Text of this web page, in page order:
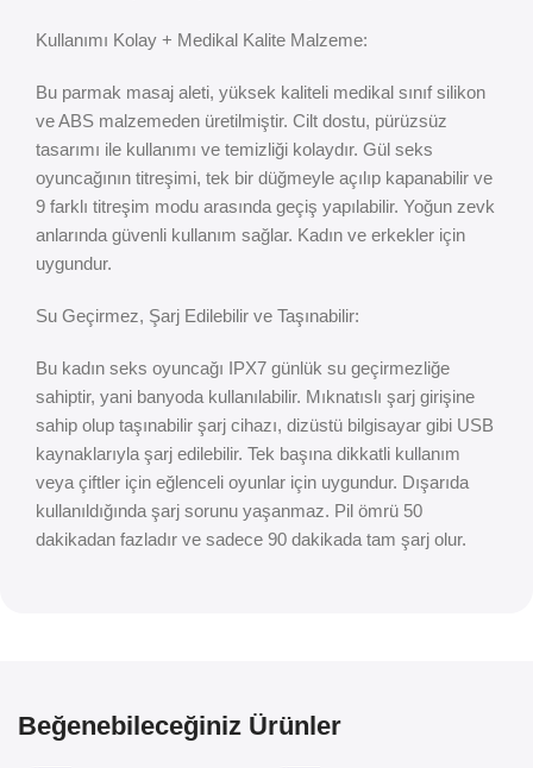
Kullanımı Kolay + Medikal Kalite Malzeme:
Bu parmak masaj aleti, yüksek kaliteli medikal sınıf silikon
ve ABS malzemeden üretilmiştir. Cilt dostu, pürüzsüz
tasarımı ile kullanımı ve temizliği kolaydır. Gül seks
oyuncağının titreşimi, tek bir düğmeyle açılıp kapanabilir ve
9 farklı titreşim modu arasında geçiş yapılabilir. Yoğun zevk
anlarında güvenli kullanım sağlar. Kadın ve erkekler için
uygundur.
Su Geçirmez, Şarj Edilebilir ve Taşınabilir:
Bu kadın seks oyuncağı IPX7 günlük su geçirmezliğe
sahiptir, yani banyoda kullanılabilir. Mıknatıslı şarj girişine
sahip olup taşınabilir şarj cihazı, dizüstü bilgisayar gibi USB
kaynaklarıyla şarj edilebilir. Tek başına dikkatli kullanım
veya çiftler için eğlenceli oyunlar için uygundur. Dışarıda
kullanıldığında şarj sorunu yaşanmaz. Pil ömrü 50
dakikadan fazladır ve sadece 90 dakikada tam şarj olur.
Beğenebileceğiniz Ürünler